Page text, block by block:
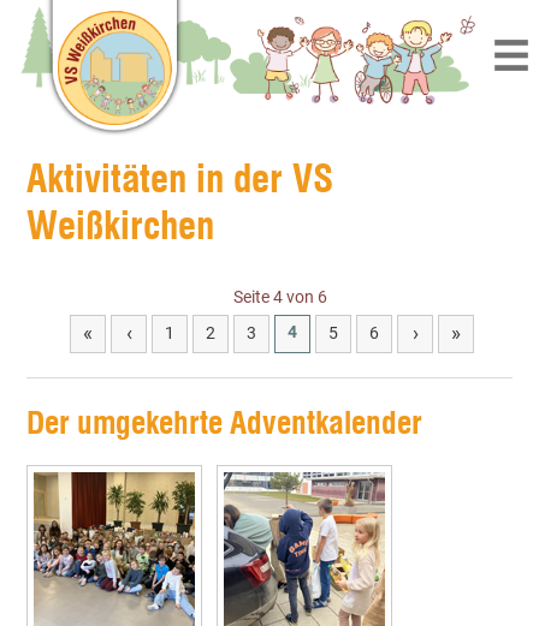
Aktivitäten in der VS
Weißkirchen
Seite 4 von 6
« ‹ 1 2 3 4 5 6 › »
Der umgekehrte Adventkalender